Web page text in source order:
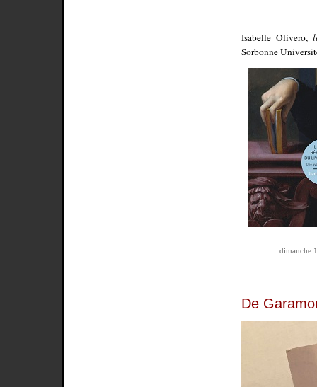
Isabelle Olivero,
Sorbonne
dimanche
De